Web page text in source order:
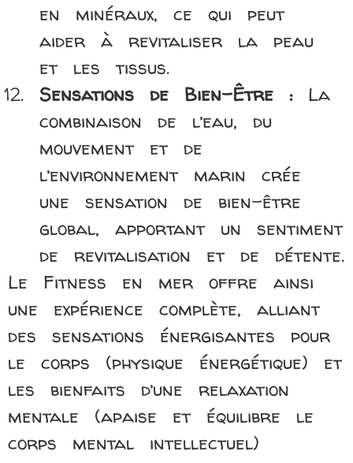
en minéraux, ce qui peut
aider à revitaliser la peau
et les tissus.
Sensations de Bien-Être :La
combinaison de l’eau, du
mouvement et de
l’environnement marin crée
une sensation de bien-être
global, apportant un sentiment
de revitalisation et de détente.
Le Fitness en mer offre ainsi
une expérience complète, alliant
des sensations énergisantes pour
le corps (physique énergétique) et
les bienfaits d’une relaxation
mentale (apaise et équilibre le
corps mental intellectuel)